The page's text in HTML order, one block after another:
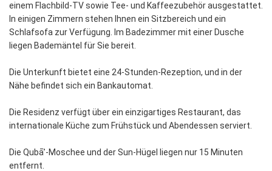
einem Flachbild-TV sowie Tee- und Kaffeezubehör ausgestattet.
In einigen Zimmern stehen Ihnen ein Sitzbereich und ein
Schlafsofa zur Verfügung. Im Badezimmer mit einer Dusche
liegen Bademäntel für Sie bereit.
Die Unterkunft bietet eine 24-Stunden-Rezeption, und in der
Nähe befindet sich ein Bankautomat.
Die Residenz verfügt über ein einzigartiges Restaurant, das
internationale Küche zum Frühstück und Abendessen serviert.
Die Qubāʾ-Moschee und der Sun-Hügel liegen nur 15 Minuten
entfernt.